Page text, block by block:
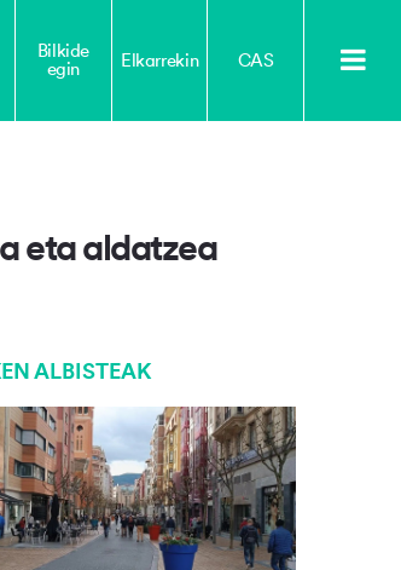
Bilkide
egin
Elkarrekin CAS
eta aldatzea
ALBISTEAK